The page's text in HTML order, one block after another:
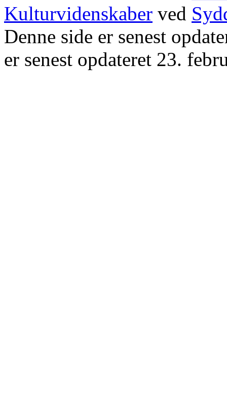
Kulturvidenskaber ved
Denne side er senest
er senest opdateret 23.